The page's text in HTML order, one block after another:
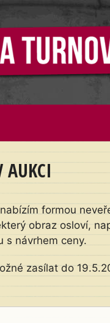
AUKCI
formou
obraz osloví,
s návrhem ceny.
zasílat do